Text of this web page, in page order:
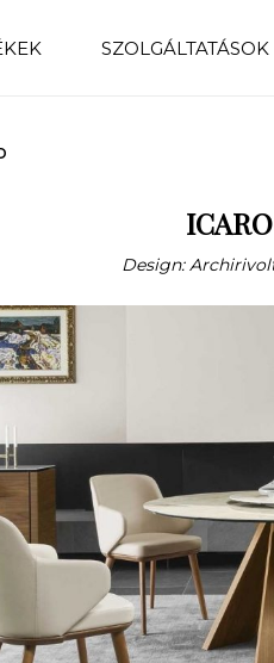
SZOLGÁLTATÁSOK
Design: